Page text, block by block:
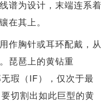
谱为设计，末端连系着
在其上。
作胸针或耳环配戴，从
琵琶上的黄钻重
瑕（IF），仅次于最
切割出如此巨型的黄